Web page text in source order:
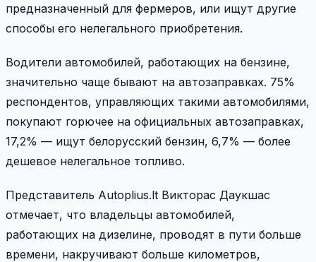
предназначенный для фермеров, или ищут другие
способы его нелегального приобретения.
Водители автомобилей, работающих на бензине,
значительно чаще бывают на автозаправках. 75%
респондентов, управляющих такими автомобилями,
покупают горючее на официальных автозаправках,
17,2% — ищут белорусский бензин, 6,7% — более
дешевое нелегальное топливо.
Представитель Autoplius.lt Викторас Даукшас
отмечает, что владельцы автомобилей,
работающих на дизелине, проводят в пути больше
времени, накручивают больше километров,